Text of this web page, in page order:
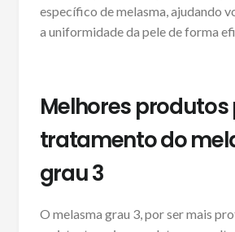
específico de melasma, ajudando
a uniformidade da pele de forma
Melhores produtos
tratamento do
grau 3
O melasma grau 3, por ser mais